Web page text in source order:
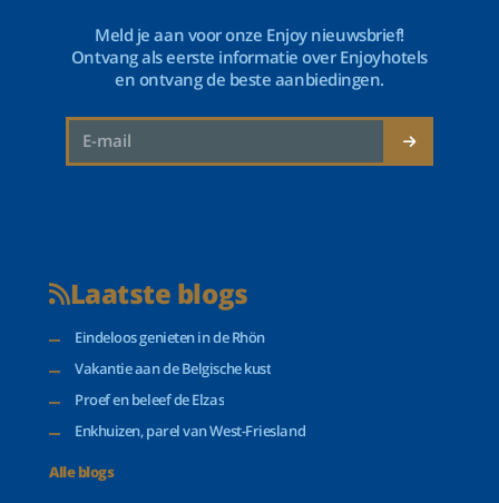
Meld je aan voor onze Enjoy nieuwsbrief!
Ontvang als eerste informatie over Enjoyhotels
en ontvang de beste aanbiedingen.
Laatste blogs
Eindeloos genieten in de Rhön
Vakantie aan de Belgische kust
Proef en beleef de Elzas
Enkhuizen, parel van West-Friesland
Alle blogs